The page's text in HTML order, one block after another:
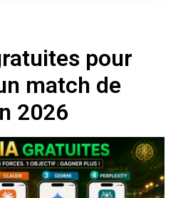
pour
match de
2026